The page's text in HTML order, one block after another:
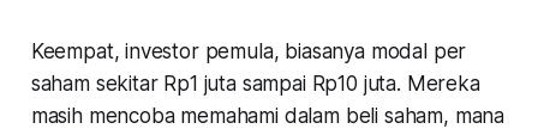
Keempat, investor pemula, biasanya modal per
saham sekitar Rp1 juta sampai Rp10 juta. Mereka
masih mencoba memahami dalam beli saham, mana